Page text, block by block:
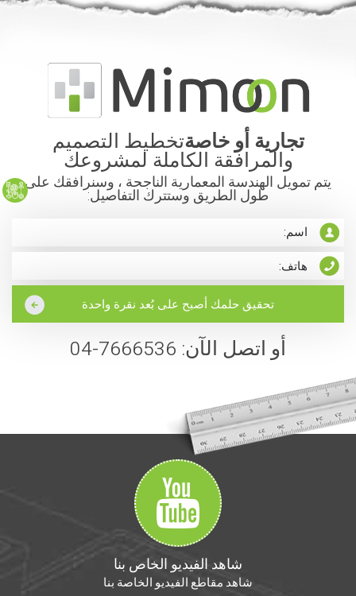
تجارية أو خاصةتخطيط التصميم
والمرافقة الكاملة لمشروعك
يتم تمويل الهندسة المعمارية الناجحة ، وسنرافقك على
طول الطريق وستترك التفاصيل:
أو اتصل الآن: 7666536-04
شاهد الفيديو الخاص بنا
شاهد مقاطع الفيديو الخاصة بنا